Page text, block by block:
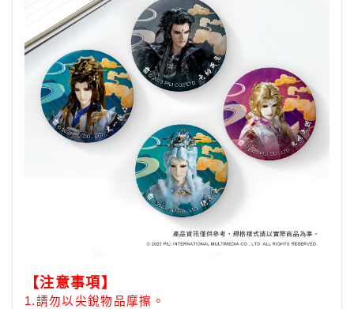
【注意事項】
1.請勿以尖銳物品摩擦。